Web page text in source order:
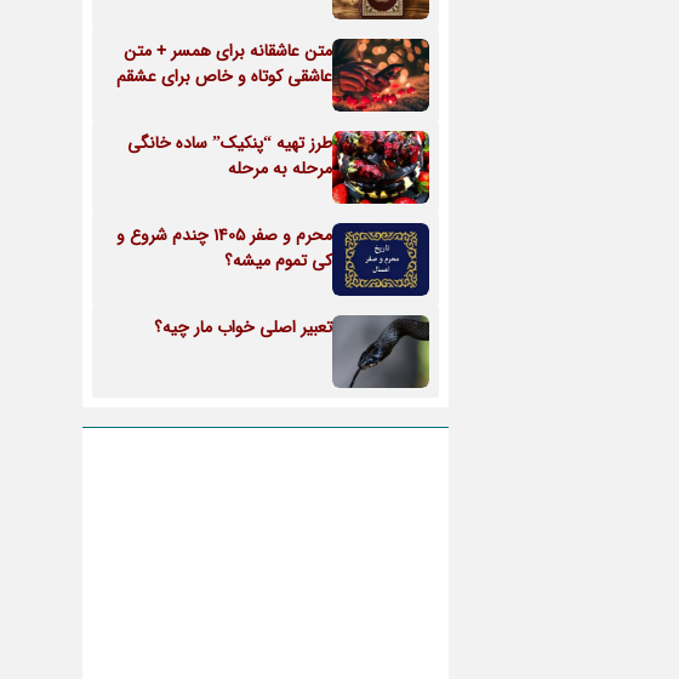
متن عاشقانه برای همسر + متن
عاشقی کوتاه و خاص برای عشقم
طرز تهیه “پنکیک” ساده خانگی
مرحله به مرحله
محرم و صفر 1405 چندم شروع و
کی تموم میشه؟
تعبیر اصلی خواب مار چیه؟